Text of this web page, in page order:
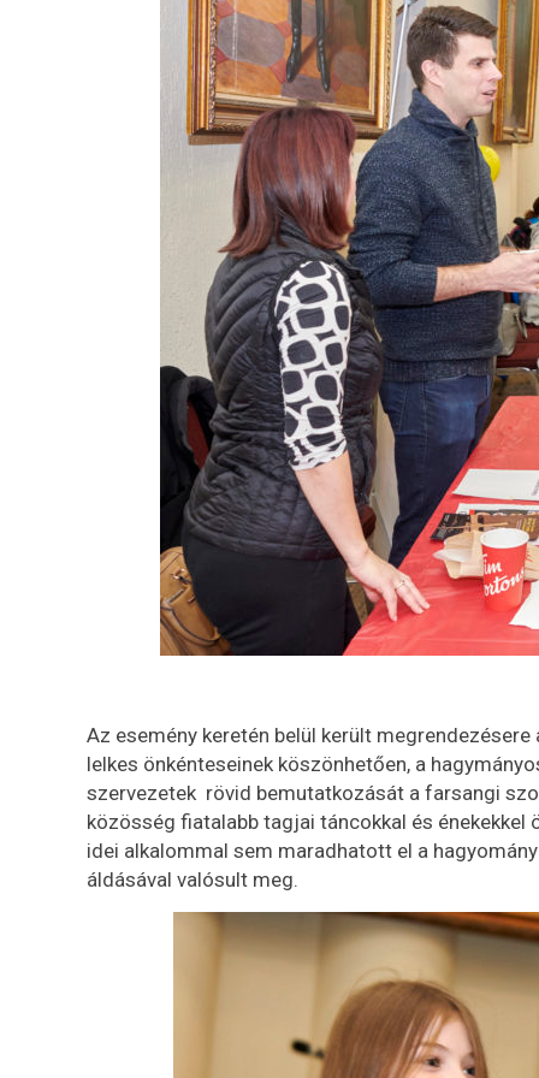
Az esemény keretén belül került
lelkes önkénteseinek köszönhetően, a
szervezetek rövid bemutatkozását a farsangi
közösség fiatalabb tagjai táncokkal és énekekkel
idei alkalommal sem maradhatott el a
áldásával valósult meg.